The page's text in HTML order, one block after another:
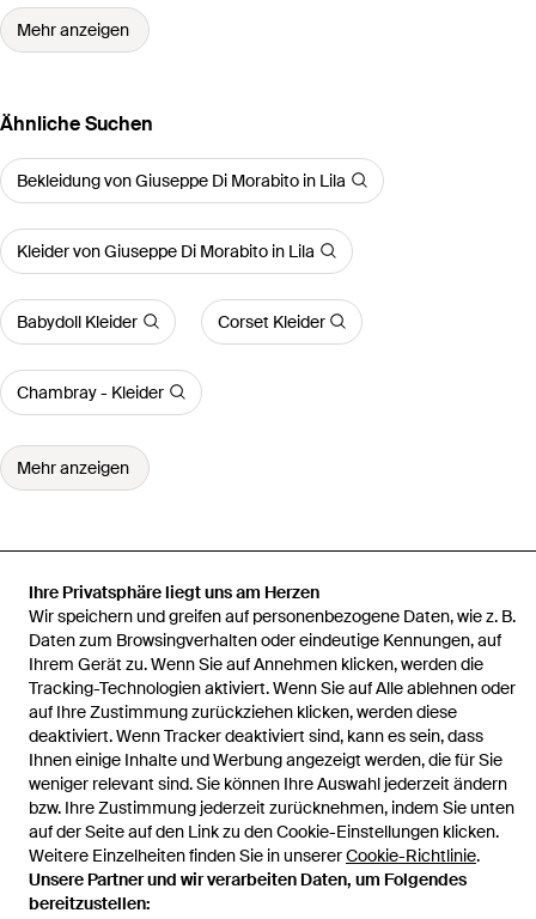
Ihre Privatsphäre liegt uns am Herzen
Wir speichern und greifen auf personenbezogene Daten, wie z. B.
Daten zum Browsingverhalten oder eindeutige Kennungen, auf
Ihrem Gerät zu. Wenn Sie auf Annehmen klicken, werden die
Tracking-Technologien aktiviert. Wenn Sie auf Alle ablehnen oder
auf Ihre Zustimmung zurückziehen klicken, werden diese
deaktiviert. Wenn Tracker deaktiviert sind, kann es sein, dass
Ihnen einige Inhalte und Werbung angezeigt werden, die für Sie
weniger relevant sind. Sie können Ihre Auswahl jederzeit ändern
bzw. Ihre Zustimmung jederzeit zurücknehmen, indem Sie unten
auf der Seite auf den Link zu den Cookie-Einstellungen klicken.
Weitere Einzelheiten finden Sie in unsererCookie-Richtlinie.
Unsere Partner und wir verarbeiten Daten, um Folgendes
bereitzustellen:
Mehr anzeigen
Ähnliche Suchen
Bekleidung von Giuseppe Di Morabito in Lila
Kleider von Giuseppe Di Morabito in Lila
Babydoll Kleider Corset Kleider
Chambray - Kleider
Mehr anzeigen
Startseite Damen Kleider GIUSEPPE DI MORABITO Kleider
Kleid
Hilfe und Informationen